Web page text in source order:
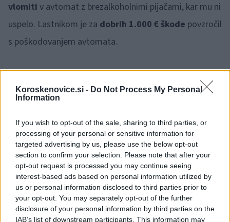
Koroskenovice.si - Do Not Process My Personal
Information
If you wish to opt-out of the sale, sharing to third parties, or
processing of your personal or sensitive information for
targeted advertising by us, please use the below opt-out
section to confirm your selection. Please note that after your
opt-out request is processed you may continue seeing
interest-based ads based on personal information utilized by
us or personal information disclosed to third parties prior to
your opt-out. You may separately opt-out of the further
disclosure of your personal information by third parties on the
IAB’s list of downstream participants. This information may
vlomiti v avtomat z brezalkoholnimi pijačami, kar mu ni
uspelo. Lastnikom je za dobrih 1.000 € škode povzročil
s poškodovanjem avtomata.
včeraj dopoldne neznani storilecukradel rezalko
V popoldanskih urah so bili obveščeni otatvini
motornega kolesa znamkePiaggio 350,srebrne barve.
Storilec je motorno kolo odpeljal s parkirišča Iršičeve
ulice vCelju.